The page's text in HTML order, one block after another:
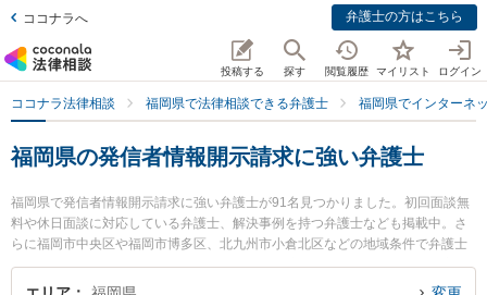
ココナラへ 弁護士の方はこちら
投稿する 探す 閲覧履歴 マイリスト ログイン
ココナラ法律相談 福岡県で法律相談できる弁護士 福岡県でインターネ
福岡県の発信者情報開示請求に強い弁護士
福岡県で発信者情報開示請求に強い弁護士が91名見つかりました。初回面談無
料や休日面談に対応している弁護士、解決事例を持つ弁護士なども掲載中。さ
らに福岡市中央区や福岡市博多区、北九州市小倉北区などの地域条件で弁護士
を絞り込めます。インターネットに関係する誹謗中傷や名誉毀損、個人特定等
の細かな分野での絞り込み検索もでき便利です。特にA＆S福岡法律事務所弁護